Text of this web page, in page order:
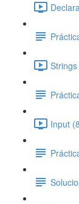
Input